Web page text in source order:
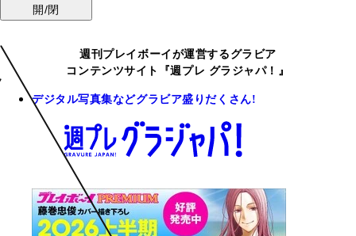
開/閉
週刊プレイボーイが運営するグラビア
コンテンツサイト『週プレ グラジャパ！』
デジタル写真集などグラビア盛りだくさん!